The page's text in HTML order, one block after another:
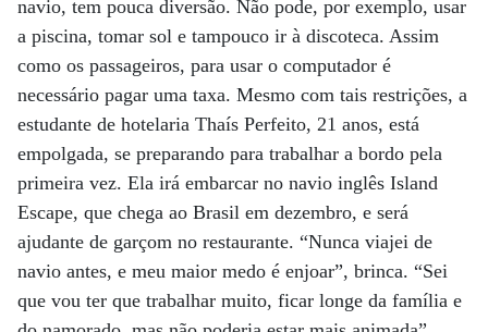
navio, tem pouca diversão. Não pode, por exemplo, usar
a piscina, tomar sol e tampouco ir à discoteca. Assim
como os passageiros, para usar o computador é
necessário pagar uma taxa. Mesmo com tais restrições, a
estudante de hotelaria Thaís Perfeito, 21 anos, está
empolgada, se preparando para trabalhar a bordo pela
primeira vez. Ela irá embarcar no navio inglês Island
Escape, que chega ao Brasil em dezembro, e será
ajudante de garçom no restaurante. “Nunca viajei de
navio antes, e meu maior medo é enjoar”, brinca. “Sei
que vou ter que trabalhar muito, ficar longe da família e